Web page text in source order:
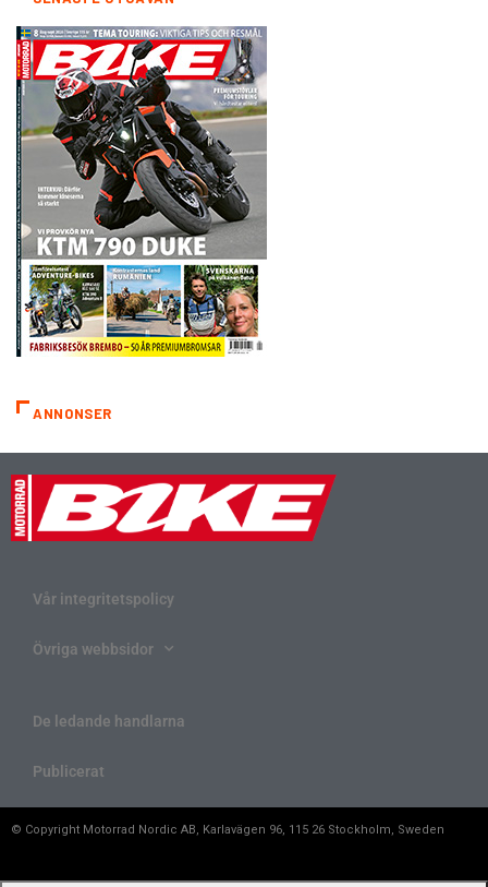
ANNONSER
Vår integritetspolicy
Övriga webbsidor
De ledande handlarna
Publicerat
© Copyright Motorrad Nordic AB, Karlavägen 96, 115 26 Stockholm, Sweden